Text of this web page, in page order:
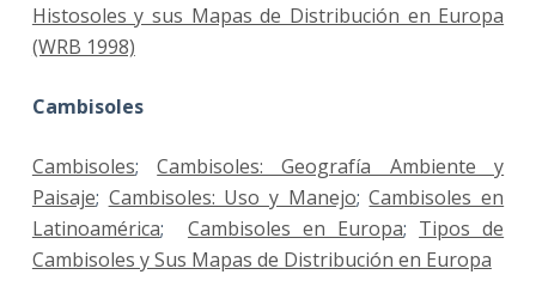
Histosoles y sus Mapas de Distribución en Europa
(WRB 1998)
Cambisoles
Cambisoles;Cambisoles: Geografía Ambiente y
Paisaje; Cambisoles: Uso y Manejo;Cambisoles en
Latinoamérica; Cambisoles en Europa; Tipos de
Cambisoles y Sus Mapas de Distribución en Europa